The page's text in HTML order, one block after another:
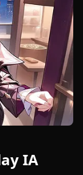
IA